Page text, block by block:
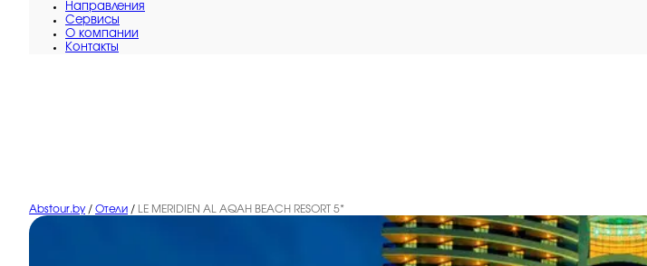
Направления
Сервисы
O компании
Контакты
Abstour.by / Отели / LE MERIDIEN AL AQAH BEACH RESORT 5*